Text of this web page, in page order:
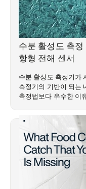
전문 지식 라이브러리
수분 활성도 측
항형 전해 센서
수분 활성도 측정기가
측정기의 기반이 되는
측정법보다 우수한 이